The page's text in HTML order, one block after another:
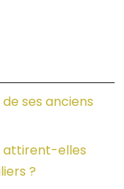
ses anciens
attirent-elles
?